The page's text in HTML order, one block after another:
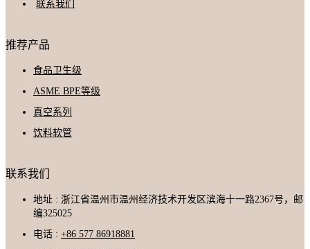
联系我们
推荐产品
食品卫生级
ASME BPE等级
真空系列
饮料软管
联系我们
地址 : 浙江省温州市温州经济技术开发区滨海十一路2367号，邮
编325025
电话 : +86 577 86918881